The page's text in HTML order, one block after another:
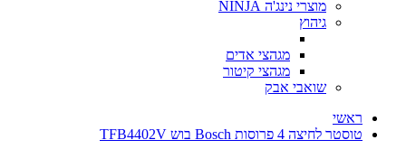
מוצרי נינג'ה NINJA
גיהוץ
מגהצי אדים
מגהצי קיטור
שואבי אבק
ראשי
טוסטר לחיצה 4 פרוסות Bosch בוש TFB4402V